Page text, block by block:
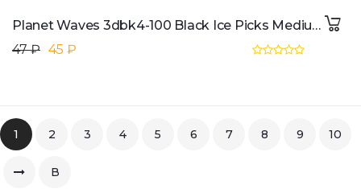
Planet Waves 3dbk4-100 Black Ice Picks Medium
47 ₽ 45 ₽
1 2 3 4 5 6 7 8 9 10
В